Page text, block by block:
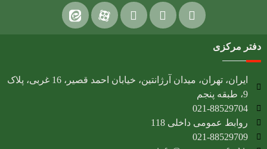
دفتر مرکزی
ایران، تهران، میدان آرژانتین، خیابان احمد قصیر، 16 غربی، پلاک
9، طبقه پنجم
021-88529704
روابط عمومی داخلی 118
021-88529709